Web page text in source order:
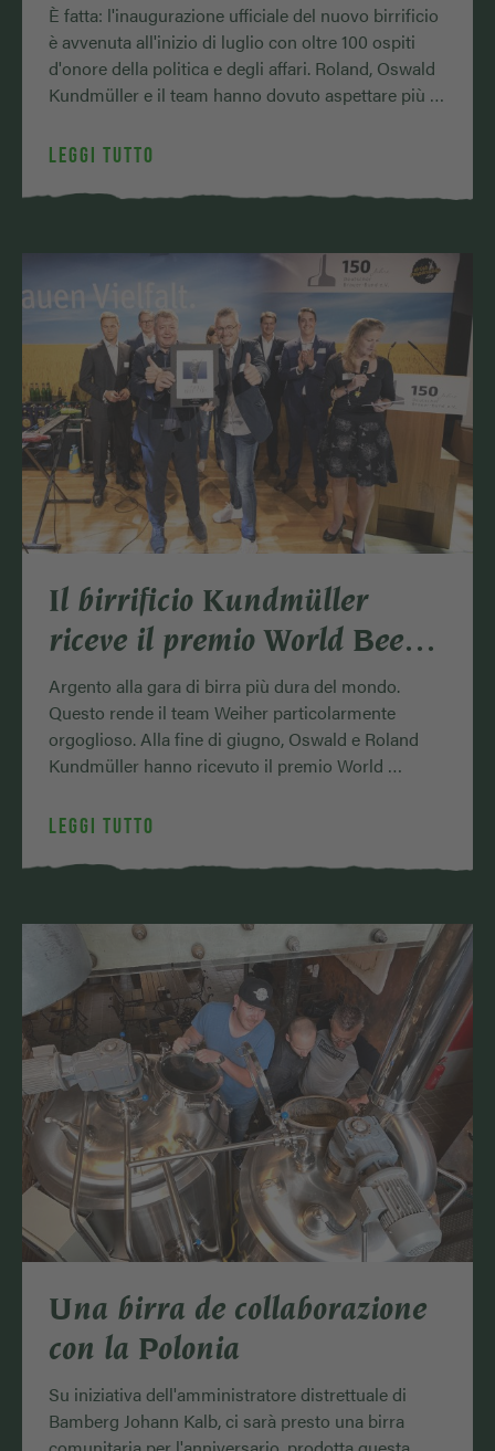
È fatta: l'inaugurazione ufficiale del nuovo birrificio
è avvenuta all'inizio di luglio con oltre 100 ospiti
d'onore della politica e degli affari. Roland, Oswald
Kundmüller e il team hanno dovuto aspettare più …
LEGGI TUTTO
Il birrificio Kundmüller
riceve il premio World Beer
Cup
Argento alla gara di birra più dura del mondo.
Questo rende il team Weiher particolarmente
orgoglioso. Alla fine di giugno, Oswald e Roland
Kundmüller hanno ricevuto il premio World …
LEGGI TUTTO
Una birra de collaborazione
con la Polonia
Su iniziativa dell'amministratore distrettuale di
Bamberg Johann Kalb, ci sarà presto una birra